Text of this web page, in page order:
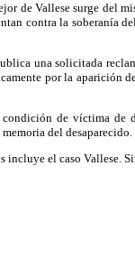
de Vallese surge del
contra la soberanía
una solicitada
por la aparición
de víctima de
del desaparecido.
incluye el caso Vallese.